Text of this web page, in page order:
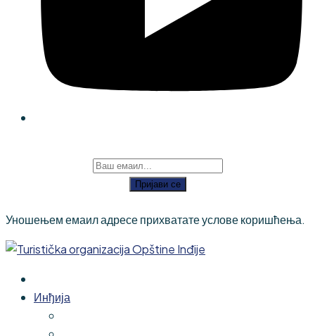
Пријави се
Уношењем емаил адресе прихватате услове коришћења.
Инђија